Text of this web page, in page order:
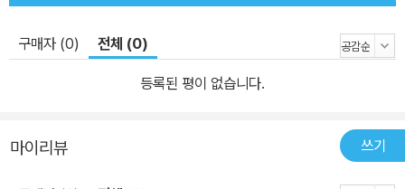
구매자 (0) 전체 (0)
등록된 평이 없습니다.
마이리뷰 쓰기